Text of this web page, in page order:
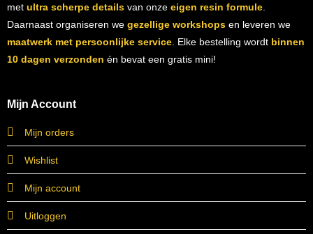
met ultra scherpe detailsvan onze eigen resin formule.
Daarnaast organiseren we gezellige workshopsen leveren we
maatwerk met persoonlijke service. Elke bestelling wordt binnen
10 dagen verzonden én bevat een gratis mini!
Mijn Account
Mijn orders
Wishlist
Mijn account
Uitloggen